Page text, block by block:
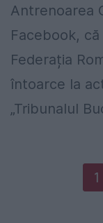
Antrenoarea
Facebook,
Federația
întoarce la
„Tribunalul
1